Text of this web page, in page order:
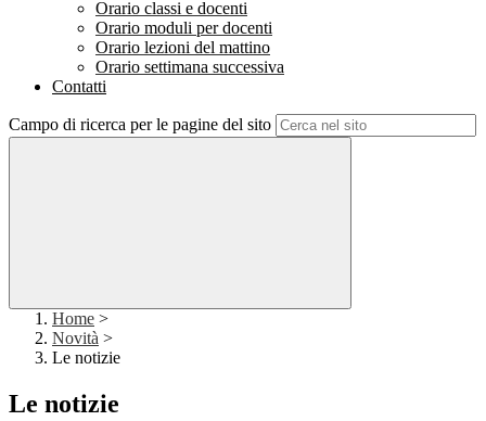
Orario classi e docenti
Orario moduli per docenti
Orario lezioni del mattino
Orario settimana successiva
Contatti
Campo di ricerca per le pagine del sito
Home >
Novità >
Le notizie
Le notizie